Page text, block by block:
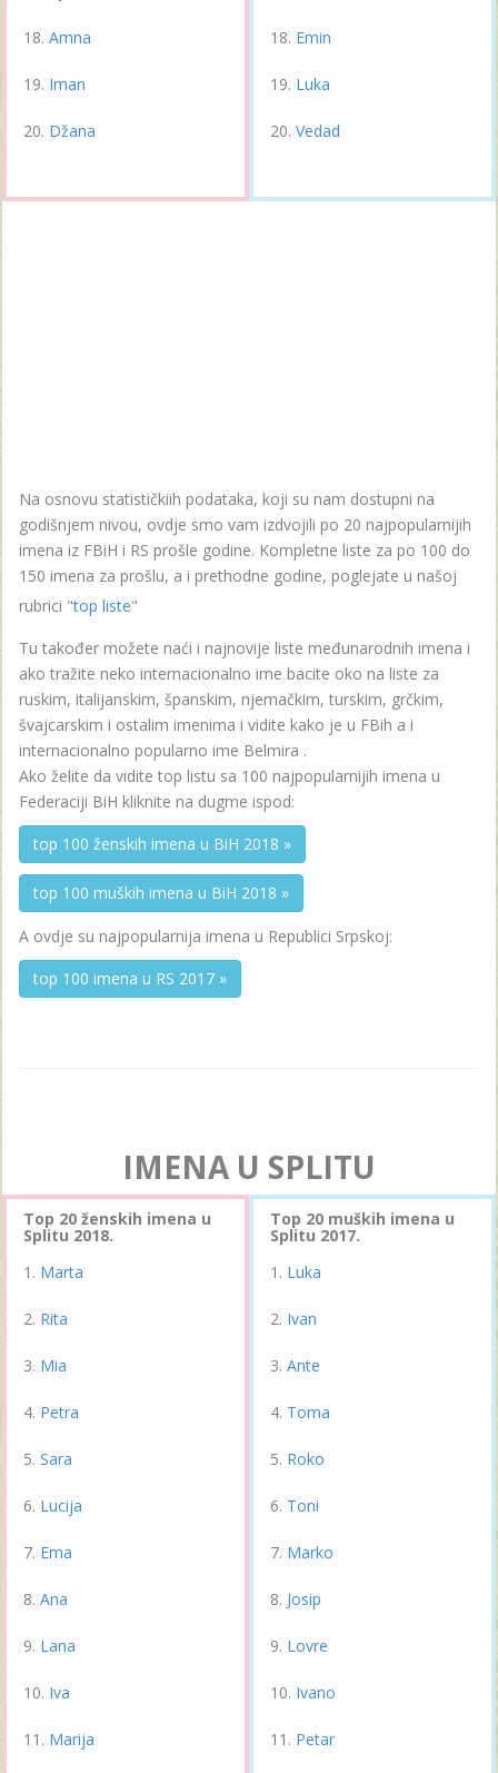
Amna
Iman
Džana
Emin
Luka
Vedad
Na osnovu statističkiih podataka, koji su nam dostupni na
godišnjem nivou, ovdje smo vam izdvojili po 20 najpopularnijih
imena iz FBiH i RS prošle godine. Kompletne liste za po 100 do
150 imena za prošlu, a i prethodne godine, poglejate u našoj
rubrici "top liste"
Tu također možete naći i najnovije liste međunarodnih imena i
ako tražite neko internacionalno ime bacite oko na liste za
ruskim, italijanskim, španskim, njemačkim, turskim, grčkim,
švajcarskim i ostalim imenima i vidite kako je u FBih a i
internacionalno popularno ime Belmira .
Ako želite da vidite top listu sa 100 najpopularnijih imena u
Federaciji BiH kliknite na dugme ispod:
top 100 ženskih imena u BiH 2018 »
top 100 muških imena u BiH 2018 »
A ovdje su najpopularnija imena u Republici Srpskoj:
top 100 imena u RS 2017 »
IMENA U SPLITU
Top 20 ženskih imena u
Splitu 2018.
Marta
Rita
Mia
Petra
Sara
Lucija
Ema
Ana
Lana
Iva
Marija
Top 20 muških imena u
Splitu 2017.
Luka
Ivan
Ante
Toma
Roko
Toni
Marko
Josip
Lovre
Ivano
Petar